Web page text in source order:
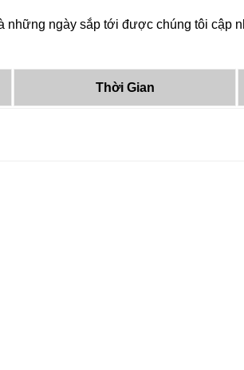
những ngày sắp tới được chúng tôi cập
Thời Gian